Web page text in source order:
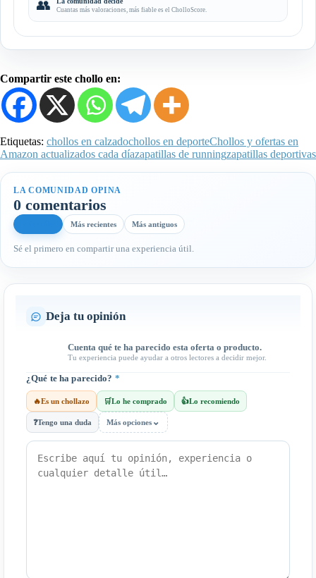
👥 Cuantas más valoraciones, más fiable es el CholloScore.
Compartir este chollo en:
Etiquetas: chollos en calzadochollos en deporteChollos y ofertas en
Amazon actualizados cada díazapatillas de runningzapatillas deportivas
LA COMUNIDAD OPINA
0 comentarios
Más recientes Más antiguos
Sé el primero en compartir una experiencia útil.
Deja tu opinión
Cuenta qué te ha parecido esta oferta o producto.
Tu experiencia puede ayudar a otros lectores a decidir mejor.
¿Qué te ha parecido? *
🔥Es un chollazo 🛒Lo he comprado 👍Lo recomiendo
❓Tengo una duda Más opciones ⌄